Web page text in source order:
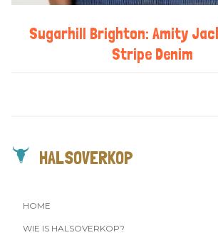
Sugarhill Brighton: Amity
Stripe Denim
HALSOVERKOP
HOME
WIE IS HALSOVERKOP?